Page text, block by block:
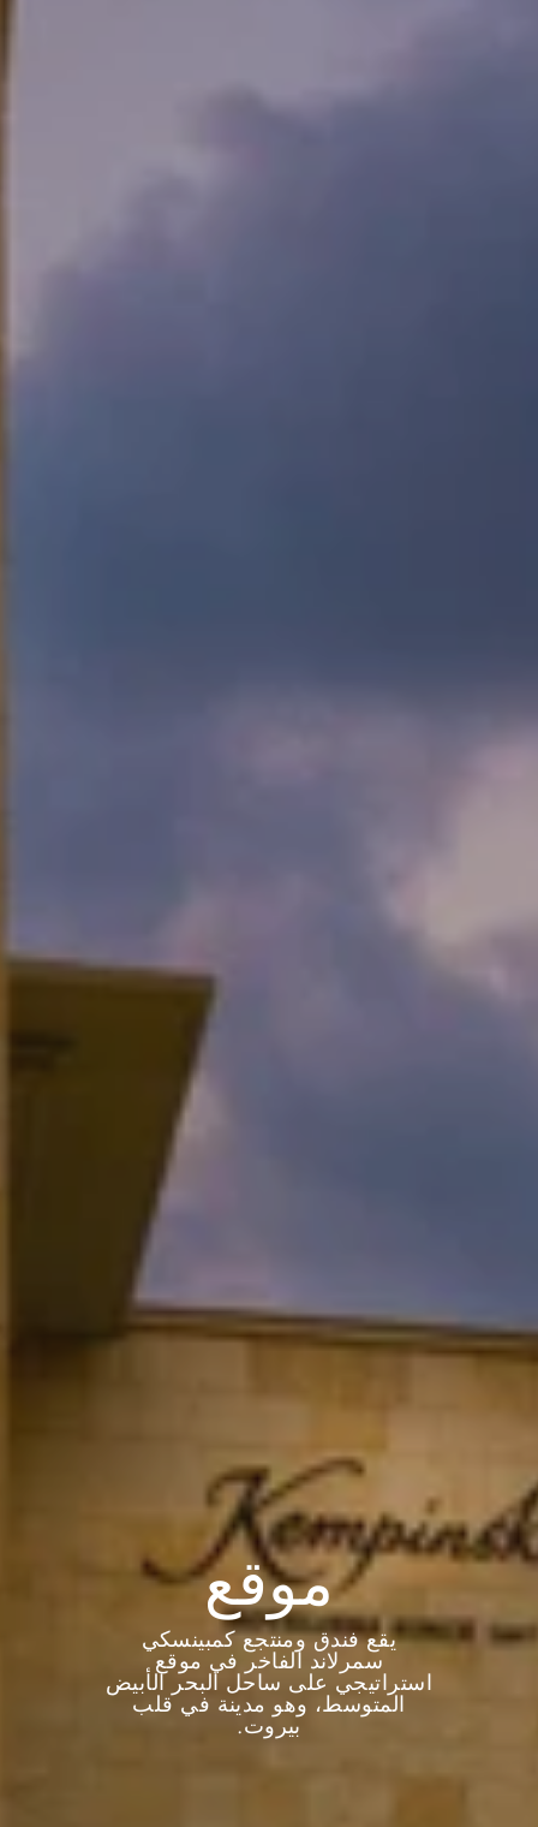
موقع
يقع فندق ومنتجع كمبينسكي
سمرلاند الفاخر في موقع
استراتيجي على ساحل البحر الأبيض
المتوسط، وهو مدينة في قلب
بيروت.